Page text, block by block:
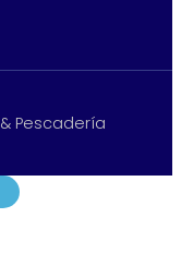
Pescadería